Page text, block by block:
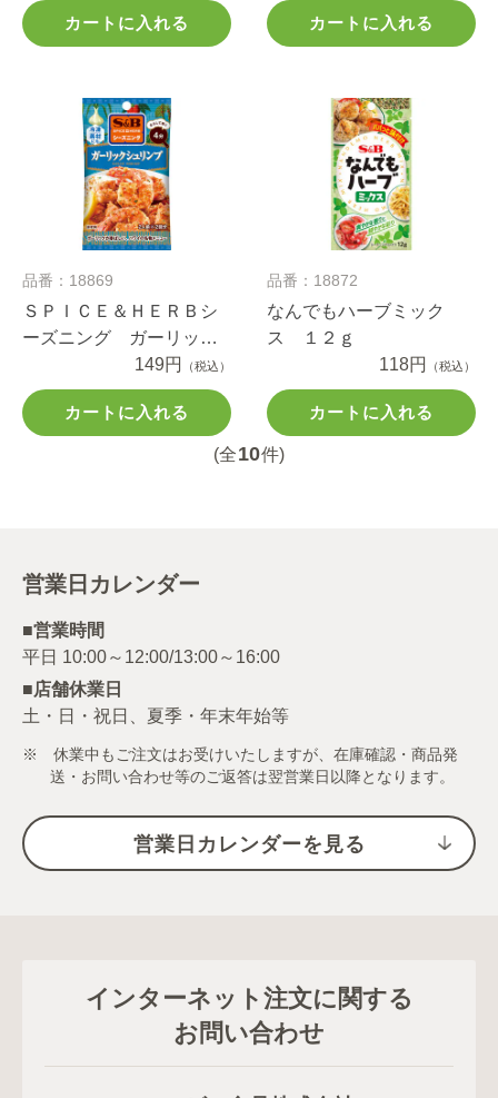
カートに入れる カートに入れる
品番：18869
ＳＰＩＣＥ＆ＨＥＲＢシ
ーズニング ガーリック
シュリンプ １３ｇ
149円 （税込）
カートに入れる
品番：18872
なんでもハーブミック
ス １２ｇ
118円
（税込）
カートに入れる
(全10件)
営業日カレンダー
■営業時間
■店舗休業日
土・日・祝日、夏季・年末年始等
※ 休業中もご注文はお受けいたしますが、在庫確認・商品発
送・お問い合わせ等のご返答は翌営業日以降となります。
営業日カレンダーを見る
インターネット注文に関する
お問い合わせ